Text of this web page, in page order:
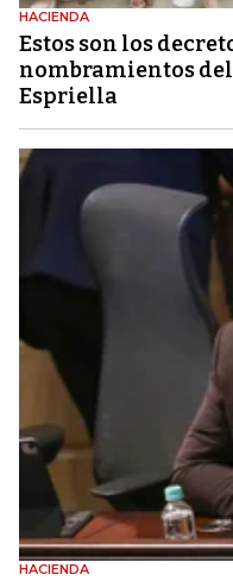
HACIENDA
Estos son los
nombramientos del
Espriella
HACIENDA